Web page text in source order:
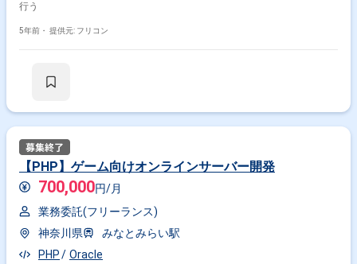
行う
5年前・ 提供元: フリコン
【PHP】ゲーム向けオンラインサーバー開発
700,000円/月
業務委託(フリーランス)
神奈川県
みなとみらい駅
PHP
Oracle